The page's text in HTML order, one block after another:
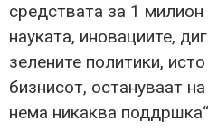
средствата за 1
науката, иновациите,
зелените политики,
бизнисот, остануваат
нема никаква